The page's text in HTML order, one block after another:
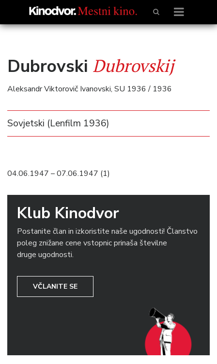
Dubrovski Dubrovskij
Aleksandr Viktorovič Ivanovski, SU 1936 / 1936
Sovjetski (Lenfilm 1936)
04.06.1947 – 07.06.1947 (1)
Klub Kinodvor
Postanite član in izkoristite naše ugodnosti! Članstvo
poleg znižane cene vstopnic prinaša številne
druge ugodnosti.
VČLANITE SE